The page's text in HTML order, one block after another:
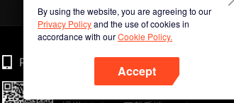
By using the website, you are agreeing to our
Privacy Policyand the use of cookies in
accordance with ourCookie Policy.
Accept
Phone